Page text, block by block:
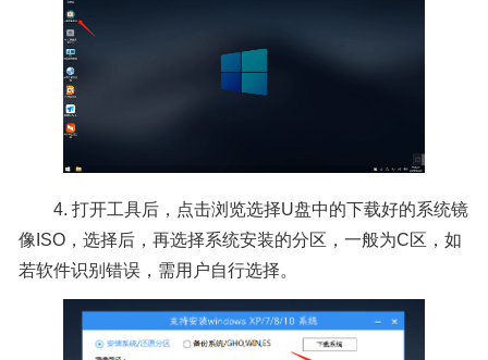
4. 打开工具后，点击浏览选择U盘中的下载好的系统镜
像ISO，选择后，再选择系统安装的分区，一般为C区，如
若软件识别错误，需用户自行选择。